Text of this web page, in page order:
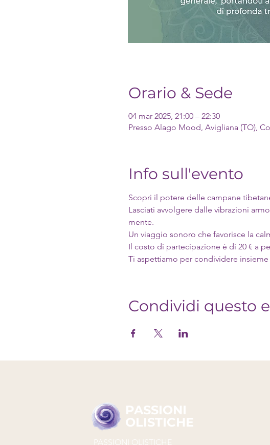
Orario & Sede
04 mar 2025, 21:00 – 22:30
Presso Alago Mood, Avigliana (TO),
Info sull'evento
Scopri il potere delle campane
Lasciati avvolgere dalle vibrazioni
mente.
Un viaggio sonoro che favorisce la
Il costo di partecipazione è di 20 € a
Ti aspettiamo per condividere
Condividi questo
PASSIONI
OLISTICHE
PASSIONI OLISTICHE